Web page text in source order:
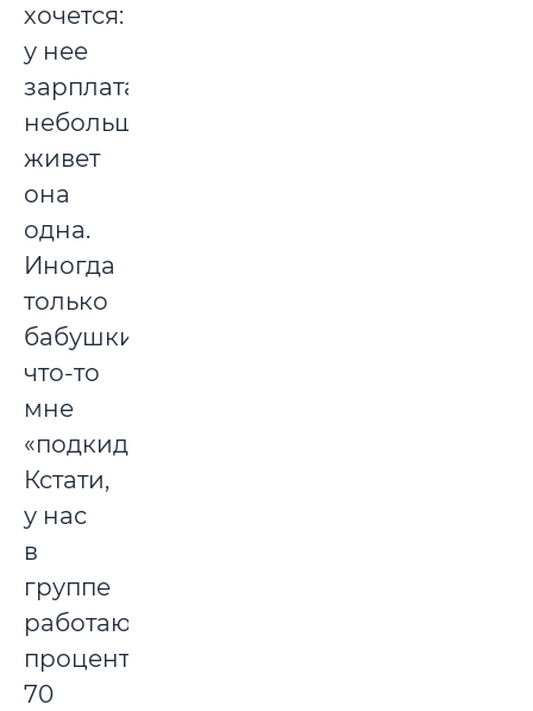
хочется:
у нее
зарплата
небольшая,
живет
она
одна.
Иногда
только
бабушки
что-то
мне
«подкидывают».
Кстати,
у нас
в
группе
работают
процентов
70